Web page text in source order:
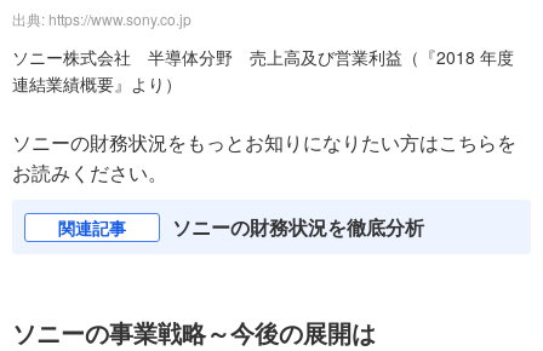
出典: https://www.sony.co.jp
ソニー株式会社 半導体分野 売上高及び営業利益（『2018 年度
連結業績概要』より）
ソニーの財務状況をもっとお知りになりたい方はこちらを
お読みください。
関連記事 ソニーの財務状況を徹底分析
ソニーの事業戦略～今後の展開は